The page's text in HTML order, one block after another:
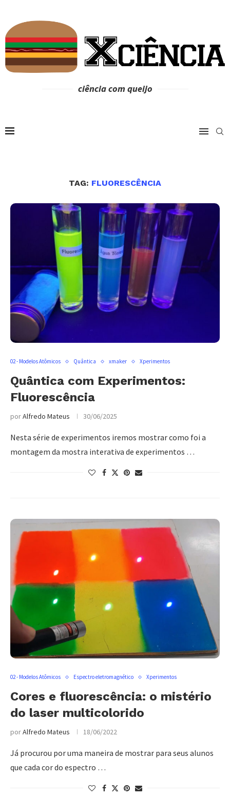
ciência com queijo
TAG: FLUORESCÊNCIA
02 - Modelos Atômicos Quântica xmaker Xperimentos
Quântica com Experimentos:
Fluorescência
porAlfredo Mateus 30/06/2025
Nesta série de experimentos iremos mostrar como foi a
montagem da mostra interativa de experimentos …
02 - Modelos Atômicos Espectro eletromagnético Xperimentos
Cores e fluorescência: o mistério
do laser multicolorido
porAlfredo Mateus 18/06/2022
Já procurou por uma maneira de mostrar para seus alunos
que cada cor do espectro …